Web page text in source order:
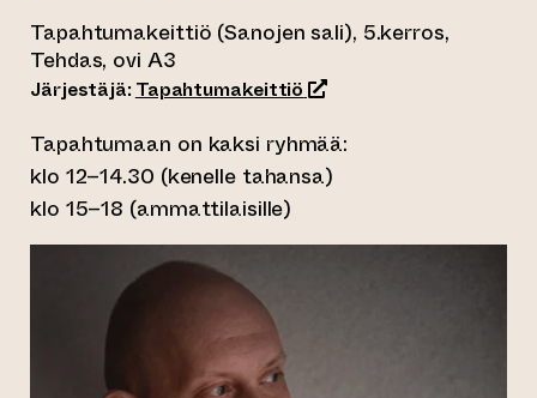
Tapahtumakeittiö (Sanojen sali), 5.kerros,
Tehdas, ovi A3
Järjestäjä: Tapahtumakeittiö (siirtyy toiseen
Tapahtumaan on kaksi ryhmää:
klo 12–14.30 (kenelle tahansa)
klo 15–18 (ammattilaisille)